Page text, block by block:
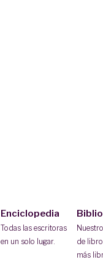
Enciclopedia
Todas las escritoras
en un solo lugar.
de
más